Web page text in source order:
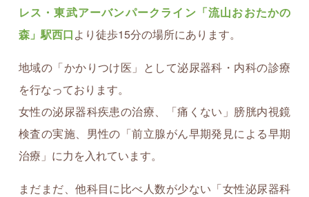
レス・東武アーバンパークライン「流山おおたかの
森」駅西口より徒歩15分の場所にあります。
地域の「かかりつけ医」として泌尿器科・内科の診療
を行なっております。
女性の泌尿器科疾患の治療、「痛くない」膀胱内視鏡
検査の実施、男性の「前立腺がん早期発見による早期
治療」に力を入れています。
まだまだ、他科目に比べ人数が少ない「女性泌尿器科